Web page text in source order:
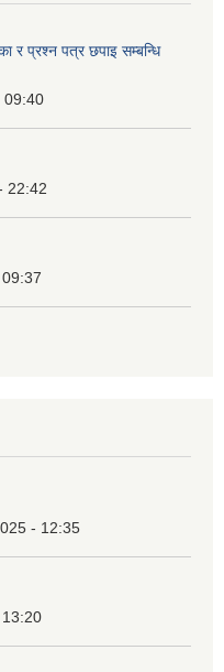
र प्रश्न पत्र छपाइ सम्बन्धि
09:40
22:42
- 12:35